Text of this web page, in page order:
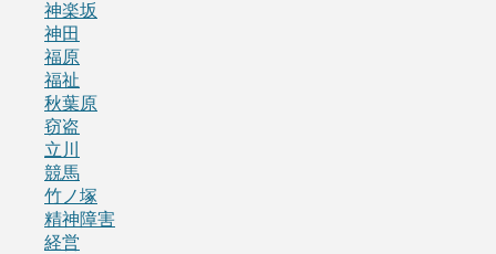
神楽坂
神田
福原
福祉
秋葉原
窃盗
立川
競馬
竹ノ塚
精神障害
経営